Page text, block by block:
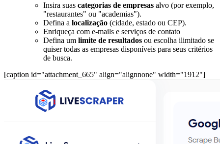
Insira suas categorias de empresas alvo (por exemplo,
"restaurantes" ou "academias").
Defina a localização (cidade, estado ou CEP).
Enriqueça com e-mails e serviços de contato
Defina um limite de resultados ou escolha ilimitado se
quiser todas as empresas disponíveis para seus critérios
de busca.
[caption id="attachment_665" align="alignnone" width="1912"]